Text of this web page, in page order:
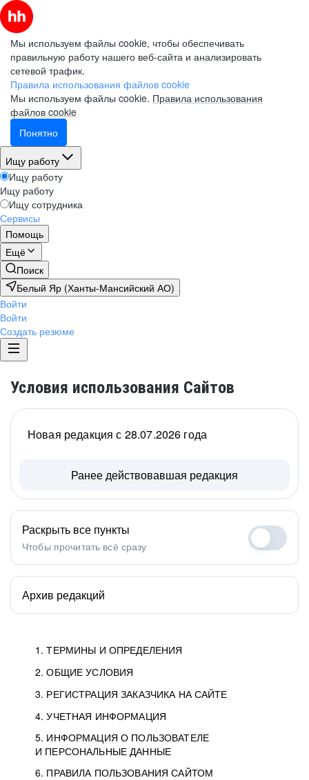
Мы используем файлы cookie, чтобы обеспечивать
правильную работу нашего веб-сайта и анализировать
сетевой трафик.
Правила использования файлов cookie
Мы используем файлы cookie. Правила использования
файлов cookie
Понятно
Ищу работу
Ищу работу
Ищу работу
Ищу сотрудника
Сервисы
Помощь
Ещё
Поиск
Белый Яр (Ханты-Мансийский АО)
Войти
Войти
Создать резюме
Условия использования Сайтов
1. ТЕРМИНЫ И ОПРЕДЕЛЕНИЯ
2. ОБЩИЕ УСЛОВИЯ
3. РЕГИСТРАЦИЯ ЗАКАЗЧИКА НА САЙТЕ
4. УЧЕТНАЯ ИНФОРМАЦИЯ
5. ИНФОРМАЦИЯ О ПОЛЬЗОВАТЕЛЕ
И ПЕРСОНАЛЬНЫЕ ДАННЫЕ
6. ПРАВИЛА ПОЛЬЗОВАНИЯ САЙТОМ
Новая редакция с 28.07.2026 года
Ранее действовавшая редакция
Раскрыть все пункты
Чтобы прочитать всё сразу
Архив редакций